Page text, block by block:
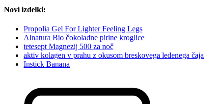
Novi izdelki:
Propolia Gel For Lighter Feeling Legs
Alnatura Bio čokoladne pirine kroglice
tetesept Magnezij 500 za noč
aktiv kolagen v prahu z okusom breskovega ledenega čaja
Instick Banana